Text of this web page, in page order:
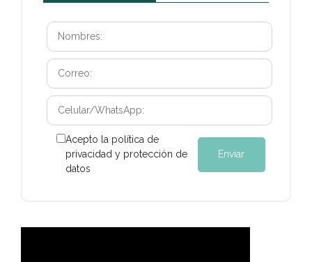
Acepto la política de
privacidad y protección de
datos